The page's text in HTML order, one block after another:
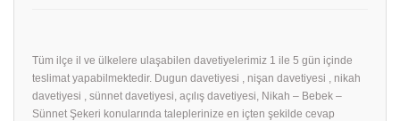
Tüm ilçe il ve ülkelere ulaşabilen davetiyelerimiz 1 ile 5 gün içinde
teslimat yapabilmektedir. Dugun davetiyesi , nişan davetiyesi , nikah
davetiyesi , sünnet davetiyesi, açılış davetiyesi, Nikah – Bebek –
Sünnet Şekeri konularında taleplerinize en içten şekilde cevap